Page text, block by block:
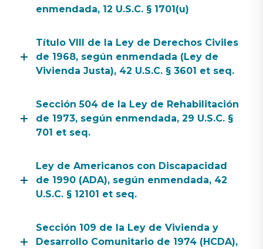
enmendada, 12 U.S.C. § 1701(u)
Título VIII de la Ley de Derechos Civiles
de 1968, según enmendada (Ley de
Vivienda Justa), 42 U.S.C. § 3601 et seq.
Sección 504 de la Ley de Rehabilitación
de 1973, según enmendada, 29 U.S.C. §
701 et seq.
Ley de Americanos con Discapacidad
de 1990 (ADA), según enmendada, 42
U.S.C. § 12101 et seq.
Sección 109 de la Ley de Vivienda y
Desarrollo Comunitario de 1974 (HCDA),